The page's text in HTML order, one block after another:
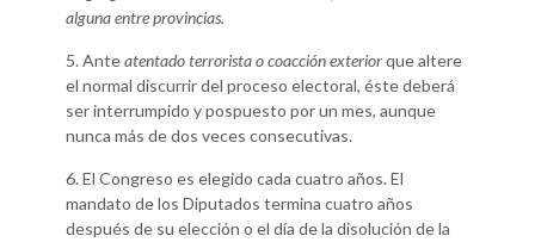
alguna entre provincias.
5. Anteatentado terrorista o coacción exteriorque altere
el normal discurrir del proceso electoral, éste deberá
ser interrumpido y pospuesto por un mes, aunque
nunca más de dos veces consecutivas.
6. El Congreso es elegido cada cuatro años. El
mandato de los Diputados termina cuatro años
después de su elección o el día de la disolución de la